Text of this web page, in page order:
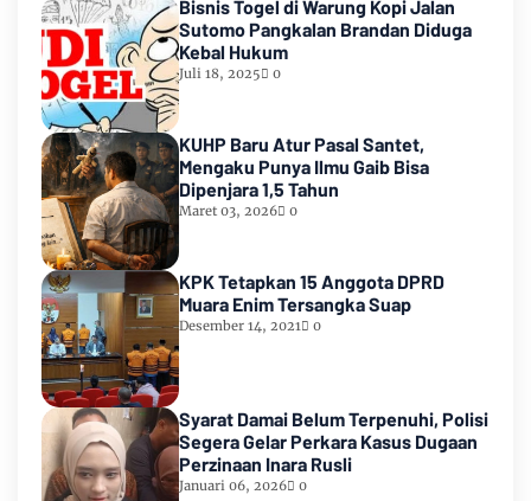
Bisnis Togel di Warung Kopi Jalan
Sutomo Pangkalan Brandan Diduga
Kebal Hukum
Juli 18, 2025 0
KUHP Baru Atur Pasal Santet,
Mengaku Punya Ilmu Gaib Bisa
Dipenjara 1,5 Tahun
Maret 03, 2026 0
KPK Tetapkan 15 Anggota DPRD
Muara Enim Tersangka Suap
Desember 14, 2021 0
Syarat Damai Belum Terpenuhi, Polisi
Segera Gelar Perkara Kasus Dugaan
Perzinaan Inara Rusli
Januari 06, 2026 0